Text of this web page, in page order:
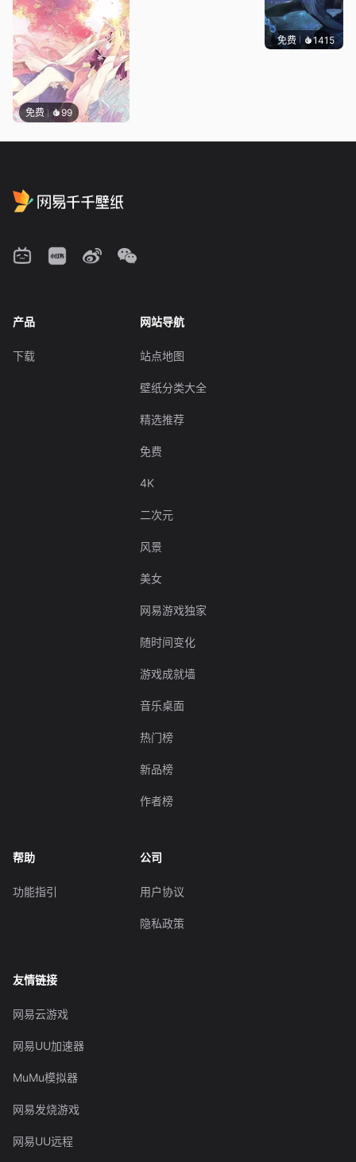
免费 99
免费 1415小佛
产品
下载
网站导航
站点地图
壁纸分类大全
精选推荐
免费
4K
二次元
风景
美女
网易游戏独家
随时间变化
游戏成就墙
音乐桌面
热门榜
新品榜
作者榜
帮助
功能指引
公司
用户协议
隐私政策
友情链接
网易云游戏
网易UU加速器
MuMu模拟器
网易发烧游戏
网易UU远程